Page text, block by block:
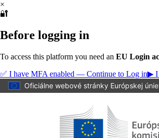
Skočiť na hlavný obsah
×
🔐
Before logging in
To access this platform you need an EU Login
✅ I have MFA enabled — Continue to Log in▶ I
Oficiálne webové stránky Európskej únie